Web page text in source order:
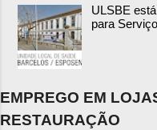
ULSBE
para
EMPREGO EM
RESTAURAÇÃO